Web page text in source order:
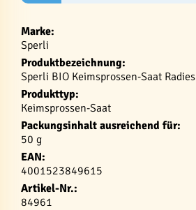
Marke:
Sperli
Produktbezeichnung:
Sperli BIO Keimsprossen-Saat Radies
Produkttyp:
Keimsprossen-Saat
Packungsinhalt ausreichend für:
50 g
EAN:
4001523849615
Artikel-Nr.:
84961